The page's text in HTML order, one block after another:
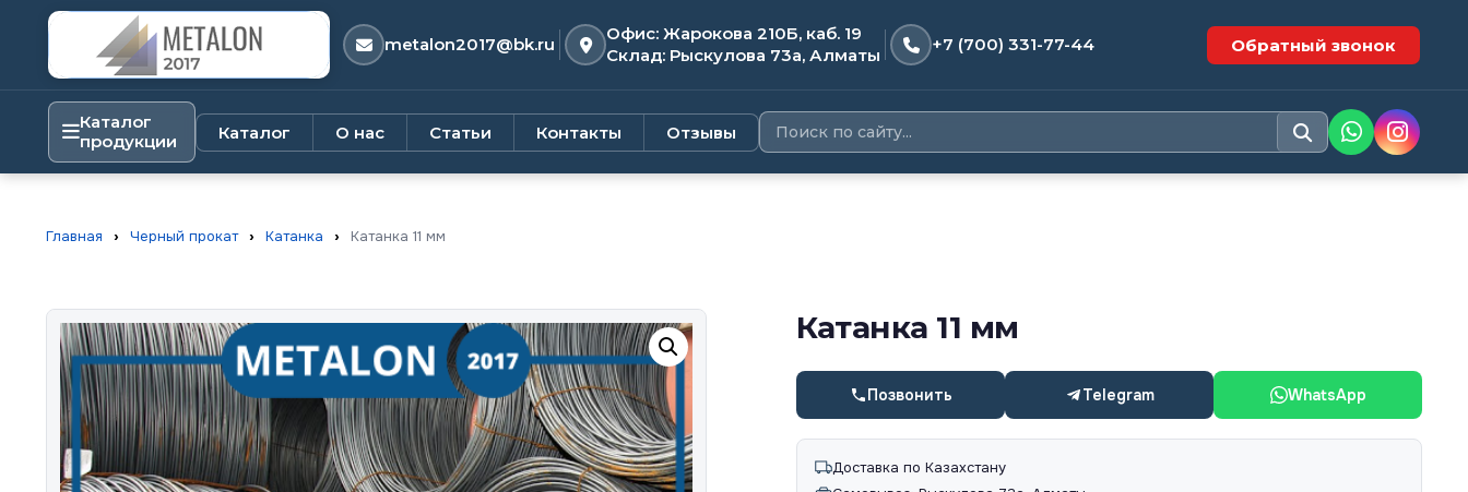
metalon2017@bk.ru
Офис: Жарокова 210Б, каб. 19
Склад: Рыскулова 73а, Алматы
+7 (700) 331-77-44 Обратный звонок
Каталог
продукции
Каталог О нас Статьи Контакты Отзывы
Главная › Черный прокат › Катанка › Катанка 11 мм
Катанка 11 мм
Позвонить Telegram WhatsApp
Доставка по Казахстану